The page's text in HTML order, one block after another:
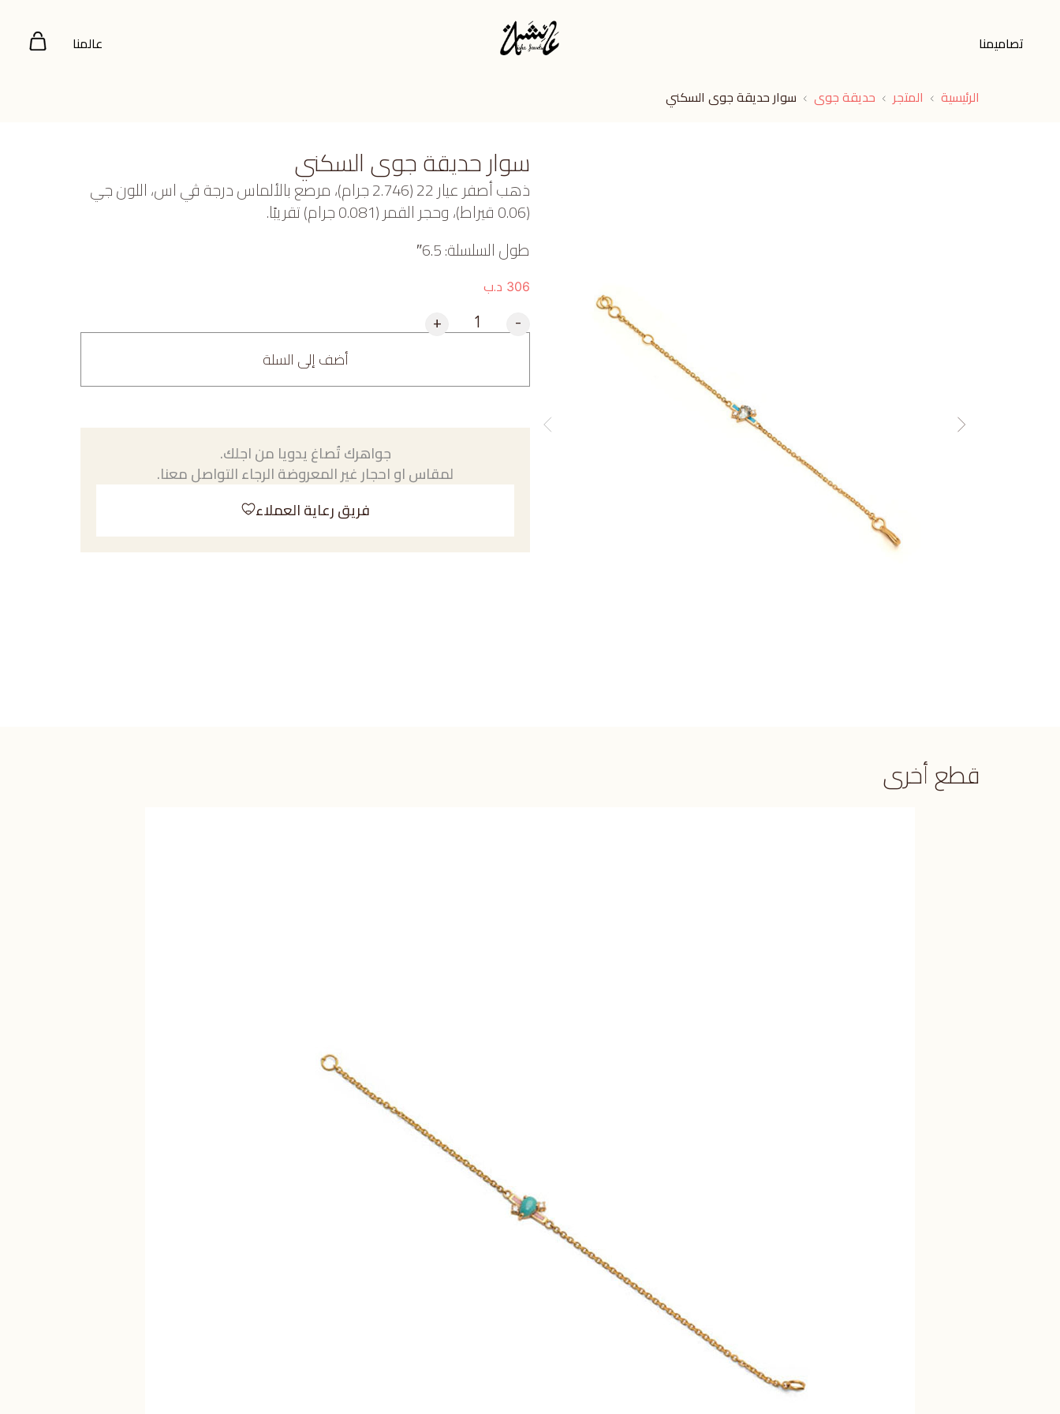
تصاميمنا عالمنا
الرئيسية المتجر حديقة جوى سوار حديقة جوى السكني
سوار حديقة جوى السكني
ذهب أصفر عيار 22 (2.746 جرام)، مرصع بالألماس درجة ڤي اس، اللون جي
(0.06 قيراط)، وحجر القمر (0.081 جرام) تقريبًا.
طول السلسلة: 6.5″
306 د.ب
-
+
أضف إلى السلة
جواهرك تُصاغ يدويا من اجلك.
لمقاس او احجار غير المعروضة الرجاء التواصل معنا.
فريق رعاية العملاء
قطع أخرى